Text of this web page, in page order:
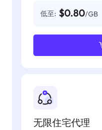
低至: $0.80/GB
无限住宅代理